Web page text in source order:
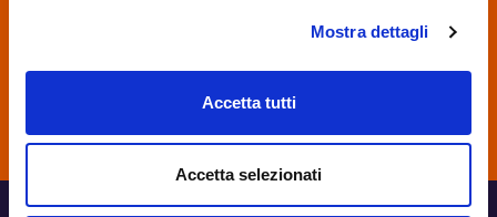
Mostra dettagli
Accetta tutti
Accetta selezionati